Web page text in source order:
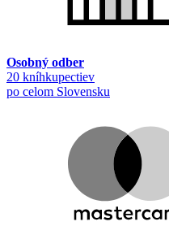
Osobný odber
20 kníhkupectiev
po celom Slovensku